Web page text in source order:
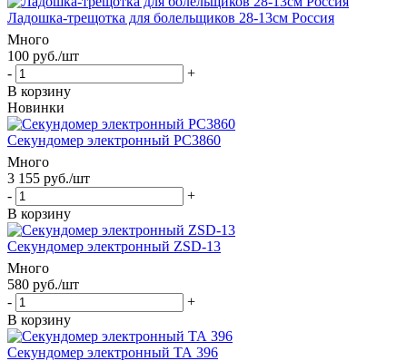
Ладошка-трещотка для болельщиков 28-13см Россия
Много
100 руб./шт
-
+
В корзину
Новинки
Секундомер электронный РС3860
Много
3 155 руб./шт
-
+
В корзину
Секундомер электронный ZSD-13
Много
580 руб./шт
-
+
В корзину
Секундомер электронный ТА 396